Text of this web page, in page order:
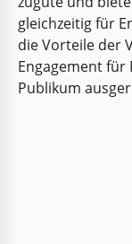
gleichzeitig für
die Vorteile der
Engagement für
Publikum